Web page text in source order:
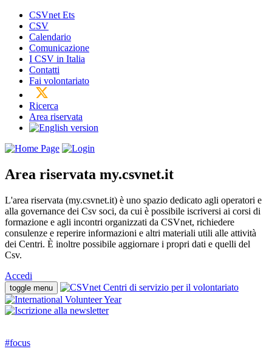
CSVnet Ets
CSV
Calendario
Comunicazione
I CSV in Italia
Contatti
Fai volontariato
Ricerca
Area riservata
Area riservata my.csvnet.it
L'area riservata (my.csvnet.it) è uno spazio dedicato agli operatori e
alla governance dei Csv soci, da cui è possibile iscriversi ai corsi di
formazione e agli incontri organizzati da CSVnet, richiedere
consulenze e reperire informazioni e altri materiali utili alle attività
dei Centri. È inoltre possibile aggiornare i propri dati e quelli del
Csv.
Accedi
toggle menu
#focus